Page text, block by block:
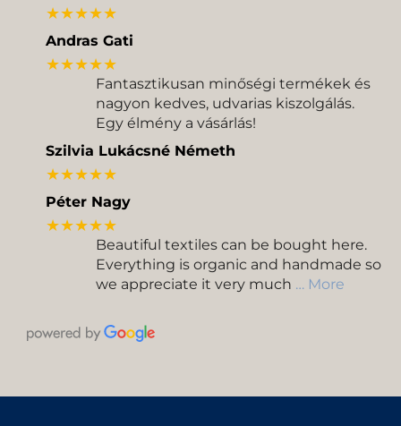
★★★★★
Andras Gati
★★★★★
Fantasztikusan minőségi termékek és
nagyon kedves, udvarias kiszolgálás.
Egy élmény a vásárlás!
Szilvia Lukácsné Németh
★★★★★
Péter Nagy
★★★★★
Beautiful textiles can be bought here.
Everything is organic and handmade so
we appreciate it very much … More